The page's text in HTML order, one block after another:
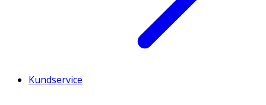
Kundservice